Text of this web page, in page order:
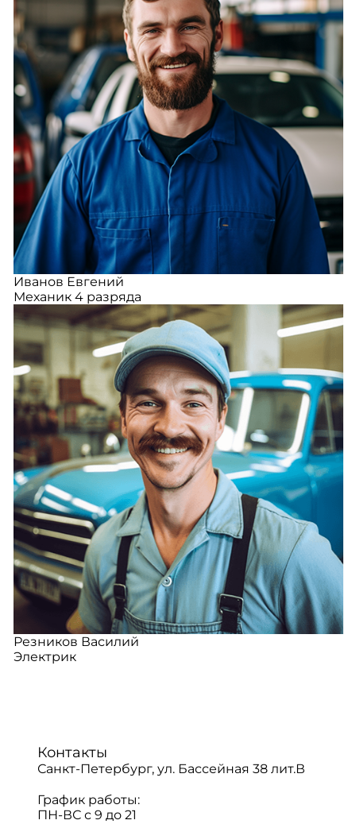
Иванов Евгений
Механик 4 разряда
Резников Василий
Электрик
Контакты
Санкт-Петербург, ул. Бассейная 38 лит.В
График работы:
ПН-ВС с 9 до 21